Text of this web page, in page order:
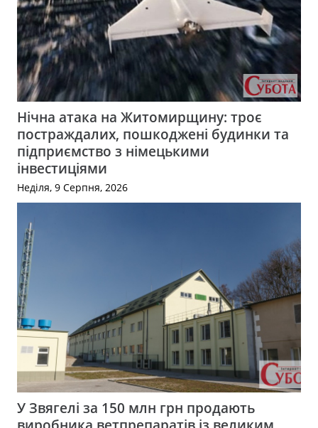
Нічна атака на Житомирщину: троє
постраждалих, пошкоджені будинки та
підприємство з німецькими
інвестиціями
Неділя, 9 Серпня, 2026
У Звягелі за 150 млн грн продають